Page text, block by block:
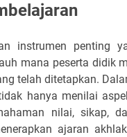
instrumen penting
mana peserta didik
telah ditetapkan.
hanya menilai
nilai, sikap,
ajaran